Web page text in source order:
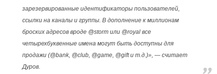
зарезервированные идентификаторы пользователей,
ссылки на каналы и группы. В дополнение к миллионам
броских адресов вроде @storm или @royal все
четырехбуквенные имена могут быть доступны для
продажи (@bank, @club, @game, @gift и т.д.)», — считает
Дуров.